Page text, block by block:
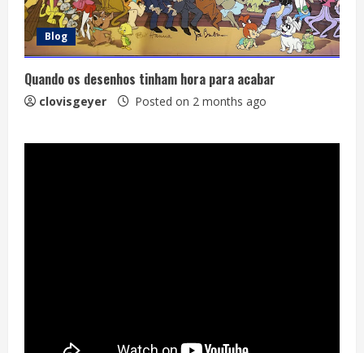
Blog
Quando os desenhos tinham hora para acabar
clovisgeyer Posted on 2 months ago